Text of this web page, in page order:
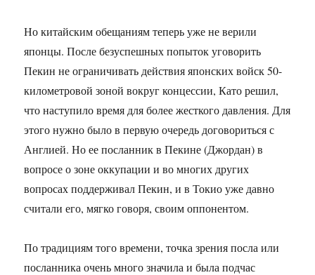
Но китайским обещаниям теперь уже не верили
японцы. После безуспешных попыток уговорить
Пекин не ограничивать действия японских войск 50-
километровой зоной вокруг концессии, Като решил,
что наступило время для более жесткого давления. Для
этого нужно было в первую очередь договориться с
Англией. Но ее посланник в Пекине (Джордан) в
вопросе о зоне оккупации и во многих других
вопросах поддерживал Пекин, и в Токио уже давно
считали его, мягко говоря, своим оппонентом.
По традициям того времени, точка зрения посла или
посланника очень много значила и была подчас